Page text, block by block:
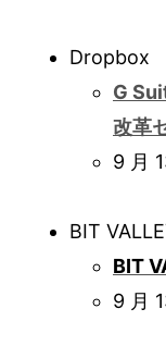
Dropbox
G
改革
9 月
BIT
BIT
9 月